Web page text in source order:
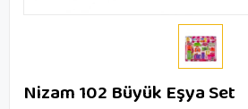
Nizam 102 Büyük Eşya Set